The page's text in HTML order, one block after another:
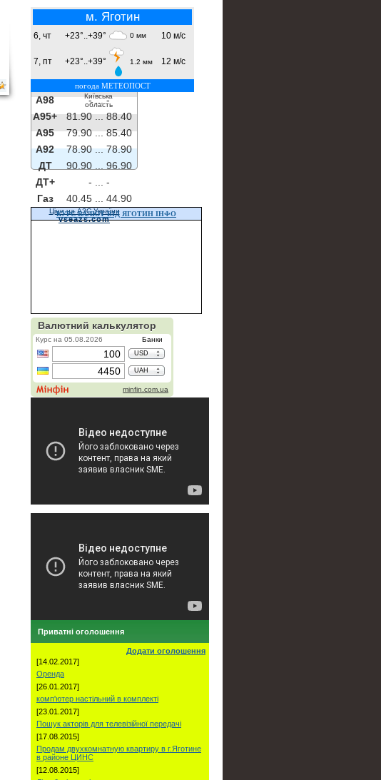
м. Яготин
6, чт +23°..+39° 0 мм 10 м/с
7, пт +23°..+39° 1.2 мм 12 м/с
погода МЕТЕОПОСТ
Київська
область
A98 - ...-
A95+
81.90 ...88.40
A95
79.90 ...85.40
A92
78.90 ...78.90
ДТ
90.90 ...
96.90
ДТ+
- ...
-
Газ
40.45 ... 44.90
Ціни на АЗС України
vseazs.com
КУРС ВАЛЮТ ВІД ЯГОТИН ІНФО
Приватні оголошення
Додати оголошення
[14.02.2017]
Оренда
[26.01.2017]
комп'ютер настільний в комплекті
[23.01.2017]
Пошук акторів для телевізійної передачі
[17.08.2015]
Продам двухкомнатную квартиру в г.Яготине
в районе ЦИНС
[12.08.2015]